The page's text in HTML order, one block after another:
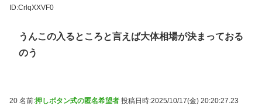
ID:CrlqXXVF0
うんこの入るところと言えば大体相場が決まっておる
のう
20 名前:押しボタン式の匿名希望者 投稿日時:2025/10/17(金) 20:20:27.23